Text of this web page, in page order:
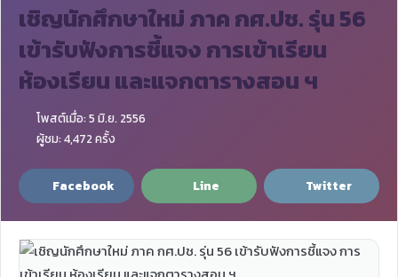
เชิญนักศึกษาใหม่ ภาค กศ.ปช. รุ่น 56
เข้ารับฟังการชี้แจง การเข้าเรียน
ห้องเรียน และแจกตารางสอน ฯ
โพสต์เมื่อ: 5 มิ.ย. 2556
ผู้ชม: 4,472 ครั้ง
Facebook Line Twitter